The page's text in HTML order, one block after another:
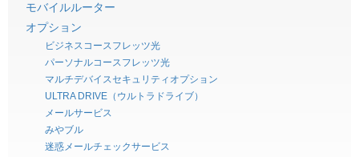
モバイルルーター
オプション
ビジネスコースフレッツ光
パーソナルコースフレッツ光
マルチデバイスセキュリティオプション
ULTRA DRIVE（ウルトラドライブ）
メールサービス
みやブル
迷惑メールチェックサービス